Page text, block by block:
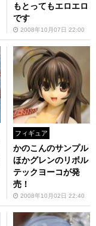
もとってもエロエロ
です
2008年10月07日 22:00
フィギュア
かのこんのサンプル
ほかグレンのリボル
テックヨーコが発
売！
2008年10月02日 22:40